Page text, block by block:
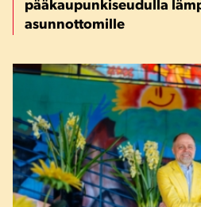
pääkaupunkiseudulla
asunnottomille